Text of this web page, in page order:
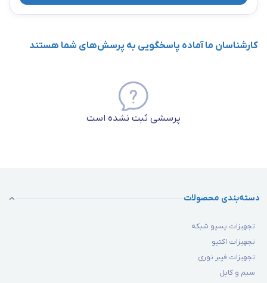
کارشناسان ما آماده پاسخگویی به پرسش‌های شما هستند
پرسشی ثبت نشده است
دسته‌بندی محصولات
تجهیزات پسیو شبکه
تجهیزات اکتیو
تجهیزات فیبر نوری
سیم و کابل